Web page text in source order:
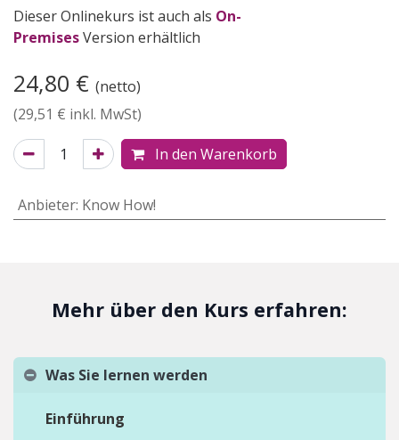
Dieser Onlinekurs ist auch als On-
PremisesVersion erhältlich
24,80 € (netto)
(29,51 € inkl. MwSt)
In den Warenkorb
Anbieter: Know How!
Mehr über den Kurs erfahren:
Was Sie lernen werden
Einführung